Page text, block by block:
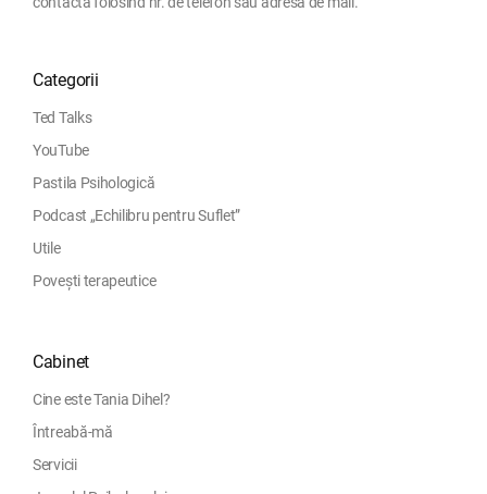
Categorii
Ted Talks
YouTube
Pastila Psihologică
Podcast „Echilibru pentru Suflet”
Utile
Povești terapeutice
Cabinet
Cine este Tania Dihel?
Întreabă-mă
Servicii